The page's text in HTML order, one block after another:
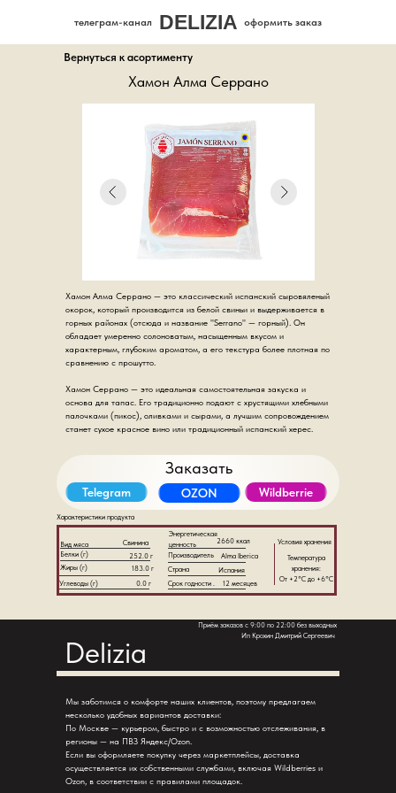
оформить заказ
DELIZIA
телеграм-канал
Заказать
Wildberrie
OZON
Telegram
Вернуться к асортименту
Хамон Алма Серрано
Хамон Алма Серрано — это классический испанский сыровяленый
окорок, который производится из белой свиньи и выдерживается в
горных районах (отсюда и название "Serrano" — горный). Он
обладает умеренно солоноватым, насыщенным вкусом и
характерным, глубоким ароматом, а его текстура более плотная по
сравнению с прошутто.
Хамон Серрано — это идеальная самостоятельная закуска и
основа для тапас. Его традиционно подают с хрустящими хлебными
палочками (пикос), оливками и сырами, а лучшим сопровождением
станет сухое красное вино или традиционный испанский херес.
Характеристики продукта
Энергетическая
ценность
Производитель
Страна
Срок годности .
Вид мяса
Белки (г)
Жиры (г)
Углеводы (г)
Свинина
0.0 г
183.0 г
12 месяцев
Испания
Alma Iberica
2660 ккал
252.0 г
Температура
хранения:
От +2°C до +6°C
Условия хранения
Delizia
Мы заботимся о комфорте наших клиентов, поэтому предлагаем
несколько удобных вариантов доставки:
По Москве — курьером, быстро и с возможностью отслеживания, в
регионы — на ПВЗ Яндекс/Ozon.
Если вы оформляете покупку через маркетплейсы, доставка
осуществляется их собственными службами, включая Wildberries и
Ozon, в соответствии с правилами площадок.
Ип Крохин Дмитрий Сергеевич
Приём заказов с 9:00 по 22:00 без выходных